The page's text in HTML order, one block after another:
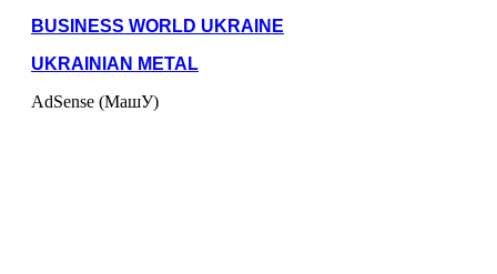
BUSINESS WORLD UKRAINE
UKRAINIAN METAL
AdSense (МашУ)